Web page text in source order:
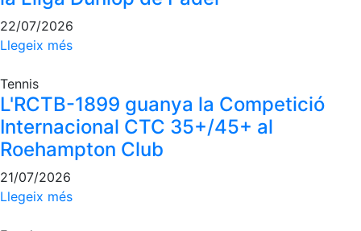
22/07/2026
Llegeix més
Tennis
L'RCTB-1899 guanya la Competició
Internacional CTC 35+/45+ al
Roehampton Club
21/07/2026
Llegeix més